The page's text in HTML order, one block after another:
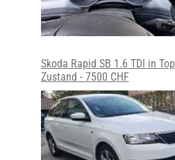
Skoda Rapid SB 1.6 TDI in Top
Zustand - 7500 CHF